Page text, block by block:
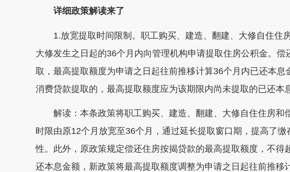
详细政策解读来了
1.放宽提取时间限制。 职工购买、建造、翻建、大修自住住
大修发生之日起的36个月内向管理机构申请提取住房公积金。偿
取，最高提取额度为申请之日起往前推移计算36个月内已还本
消费贷款提取的，最高提取额度应为该期限内尚未提取的已还本
解读：本条政策将职工购买、建造、翻建、大修自住住房和
时限由原12个月放宽至36个月，通过延长提取窗口期，提高了
性。此外，原政策规定偿还住房按揭贷款的最高提取额度，不得
还本息金额，新政策将最高提取额度调整为申请之日起往前推移